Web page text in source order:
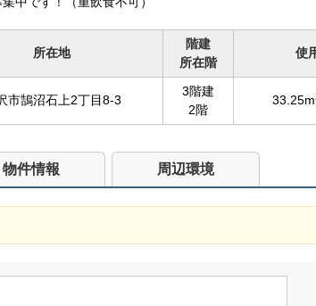
所在地
階建
所在階
使
市鵠沼石上2丁目8-3
3階建
2階
33.25m
物件情報 周辺環境